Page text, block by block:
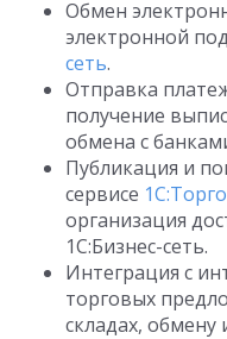
Обмен
электронной
сеть.
Отправка
получение
обмена с
Публикация и
сервисе
организация
1С:Бизнес-сеть.
Интеграция с
торговых
складах, обмену